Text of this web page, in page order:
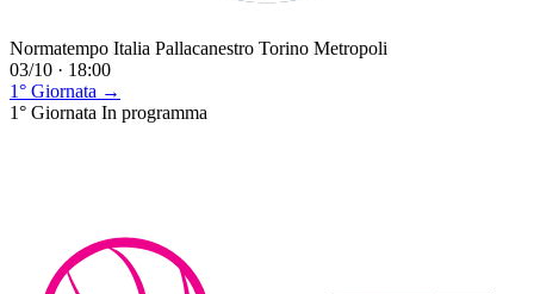
Normatempo Italia Pallacanestro Torino Metropoli
03/10 · 18:00
1° Giornata →
1° Giornata In programma